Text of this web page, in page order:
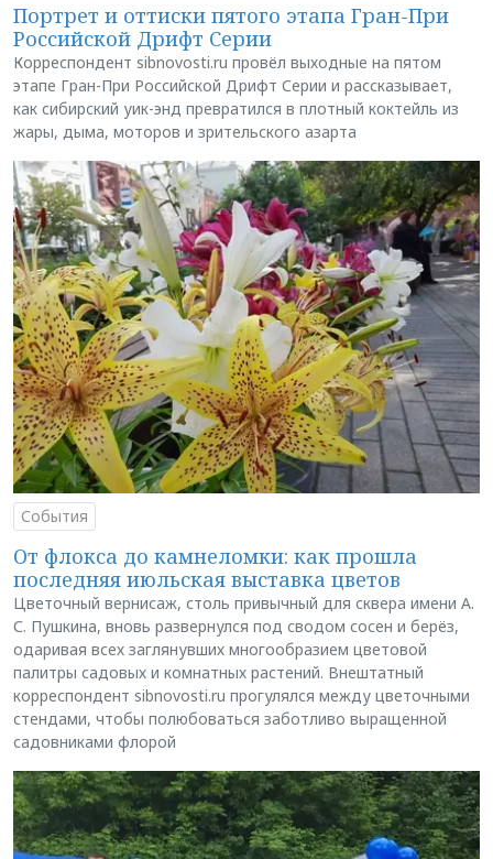
Портрет и оттиски пятого этапа Гран-При
Российской Дрифт Серии
Корреспондент sibnovosti.ru провёл выходные на пятом
этапе Гран-При Российской Дрифт Серии и рассказывает,
как сибирский уик-энд превратился в плотный коктейль из
жары, дыма, моторов и зрительского азарта
События
От флокса до камнеломки: как прошла
последняя июльская выставка цветов
Цветочный вернисаж, столь привычный для сквера имени А.
С. Пушкина, вновь развернулся под сводом сосен и берёз,
одаривая всех заглянувших многообразием цветовой
палитры садовых и комнатных растений. Внештатный
корреспондент sibnovosti.ru прогулялся между цветочными
стендами, чтобы полюбоваться заботливо выращенной
садовниками флорой